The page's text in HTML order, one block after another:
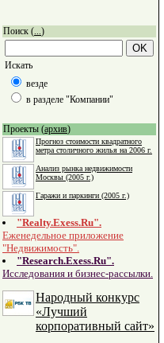
Поиск ( )
Искать
везде
в разделе "Компании"
Проекты (архив)
Прогноз стоимости квадратного
метра столичного жилья на 2006 г.
Анализ рынка недвижимости
Москвы (2005 г.)
Гаражи и паркинги (2005 г.)
"Realty.Exess.Ru".
Еженедельное приложение
"Недвижимость".
"Research.Exess.Ru".
Исследования и бизнес-рассылки.
Народный конкурс
«Лучший
корпоративный сайт»